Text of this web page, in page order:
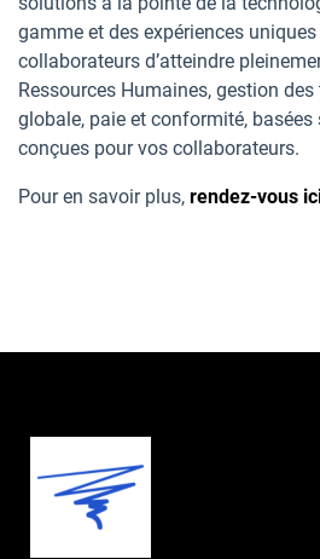
gamme et des expériences
collaborateurs d’atteindre
Ressources Humaines, gestion
globale, paie et conformité, basées
conçues pour vos collaborateurs.
Pour en savoir plus, rendez-vous